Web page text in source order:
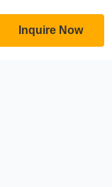
Inquire Now